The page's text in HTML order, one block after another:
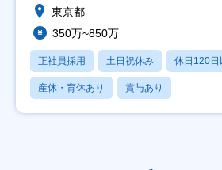
東京都
350万~850万
正社員採用 土日祝休み 休日120日
産休・育休あり 賞与あり